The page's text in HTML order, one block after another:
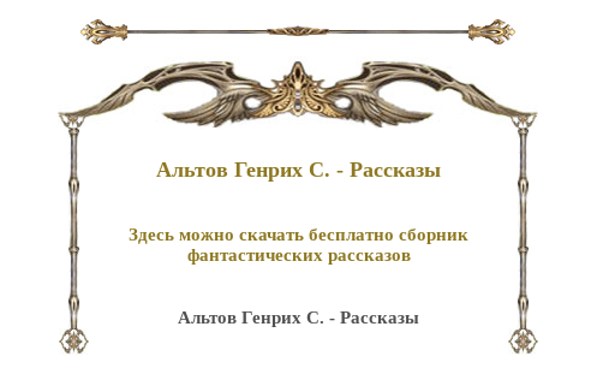
Альтов Генрих С. - Рассказы
Здесь можно скачать бесплатно сборник
фантастических рассказов
Альтов Генрих С. - Рассказы